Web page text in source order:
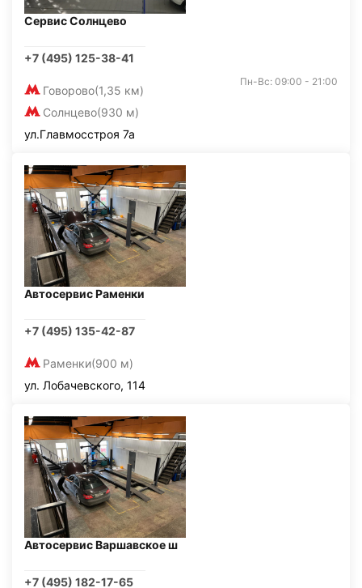
Сервис Солнцево
+7 (495) 125-38-41
Говорово(1,35 км)
Солнцево(930 м)
Пн-Вс: 09:00 - 21:00
ул.Главмосстроя 7а
Автосервис Раменки
+7 (495) 135-42-87
Раменки(900 м)
ул. Лобачевского, 114
Автосервис Варшавское ш
+7 (495) 182-17-65